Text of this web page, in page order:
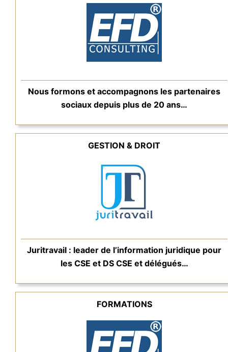
Nous formons et accompagnons les partenaires
sociaux depuis plus de 20 ans…
GESTION & DROIT
Juritravail : leader de l’information juridique pour
les CSE et DS CSE et délégués…
FORMATIONS